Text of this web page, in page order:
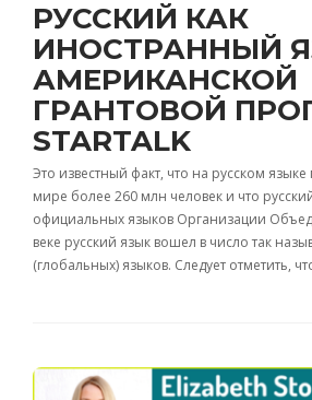
РУССКИЙ КАК
ИНОСТРАННЫЙ
АМЕРИКАНСКОЙ
ГРАНТОВОЙ
STARTALK
Это известный факт, что на русском языке
мире более 260 млн человек и что
официальных языков Организации
веке русский язык вошел в число так
(глобальных) языков. Следует отметить,